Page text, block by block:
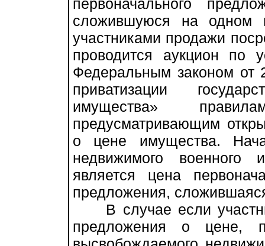
первоначального
сложившуюся на одном
участниками продажи
проводится аукцион по
Федеральным законом
приватизации
имущества»
предусматривающим
о цене имущества.
недвижимого военного
является цена
предложения,
В случае если
предложения о цене,